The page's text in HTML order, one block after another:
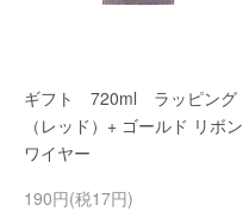
ギフト 720ml ラッピング
（レッド）+ ゴールド リボン
ワイヤー
190円(税17円)